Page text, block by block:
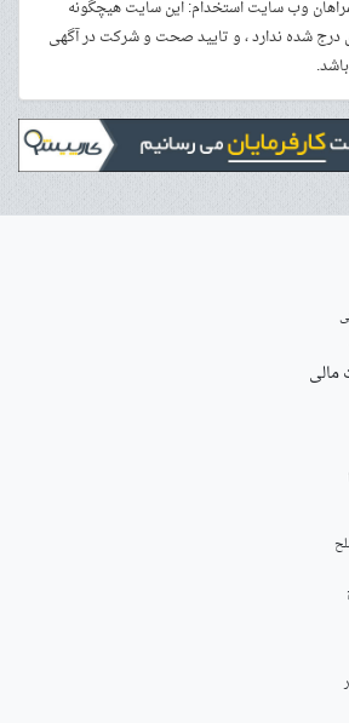
وب سایت استخدام: این سایت هیچگونه
درج شده ندارد ، و تایید صحت و شرکت در آگهی
مالی